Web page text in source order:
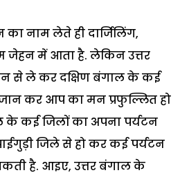
नाम लेते ही दार्जिलिंग,
जेहन में आता है. लेकिन उत्तर
से ले कर दक्षिण बंगाल के कई
जान कर आप का मन प्रफुल्लित हो
कई जिलों का अपना पर्यटन
जिले से हो कर कई पर्यटन
है. आइए, उत्तर बंगाल के